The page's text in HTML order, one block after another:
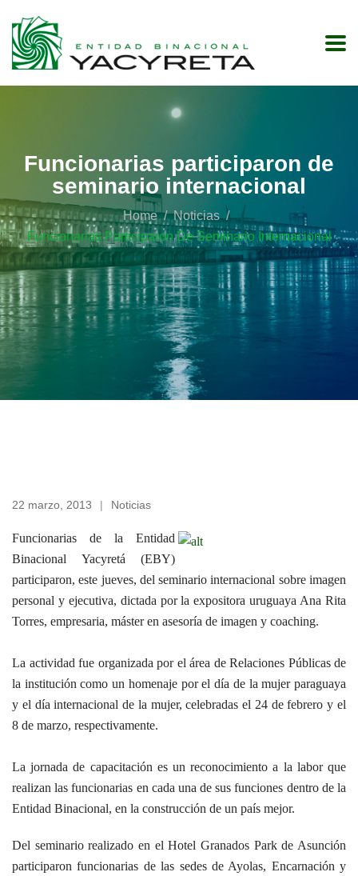
Funcionarias participaron de
seminario internacional
Home
Noticias
Funcionarias Participaron De Seminario Internacional
22 marzo, 2013 Noticias
Funcionarias de la Entidad
Binacional Yacyretá (EBY)
participaron, este jueves, del seminario internacional sobre imagen
personal y ejecutiva, dictada por la expositora uruguaya Ana Rita
Torres, empresaria, máster en asesoría de imagen y coaching.
La actividad fue organizada por el área de Relaciones Públicas de
la institución como un homenaje por el día de la mujer paraguaya
y el día internacional de la mujer, celebradas el 24 de febrero y el
8 de marzo, respectivamente.
La jornada de capacitación es un reconocimiento a la labor que
realizan las funcionarias en cada una de sus funciones dentro de la
Entidad Binacional, en la construcción de un país mejor.
Del seminario realizado en el Hotel Granados Park de Asunción
participaron funcionarias de las sedes de Ayolas, Encarnación y